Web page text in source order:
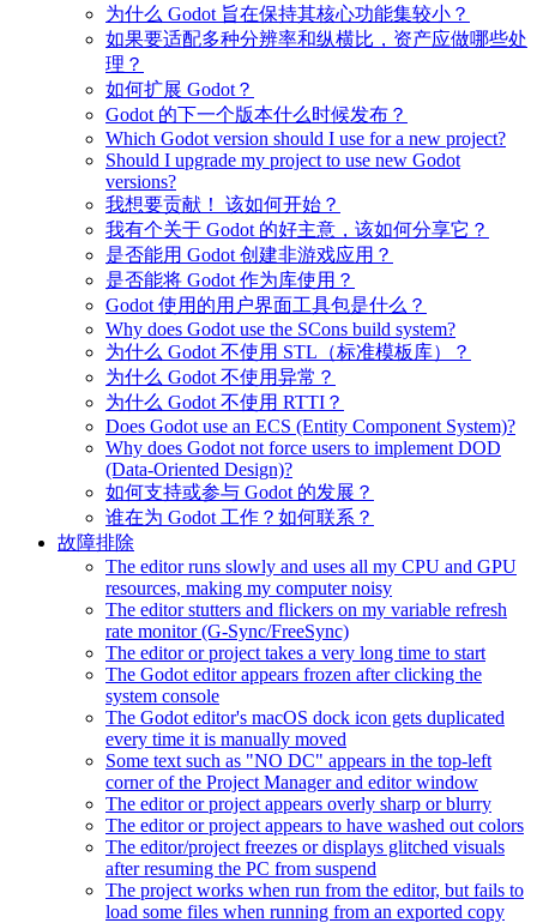
为什么 Godot 旨在保持其核心功能集较小？
如果要适配多种分辨率和纵横比，资产应做哪些处
理？
如何扩展 Godot？
Godot 的下一个版本什么时候发布？
Which Godot version should I use for a new project?
Should I upgrade my project to use new Godot
versions?
我想要贡献！ 该如何开始？
我有个关于 Godot 的好主意，该如何分享它？
是否能用 Godot 创建非游戏应用？
是否能将 Godot 作为库使用？
Godot 使用的用户界面工具包是什么？
Why does Godot use the SCons build system?
为什么 Godot 不使用 STL（标准模板库）？
为什么 Godot 不使用异常？
为什么 Godot 不使用 RTTI？
Does Godot use an ECS (Entity Component System)?
Why does Godot not force users to implement DOD
(Data-Oriented Design)?
如何支持或参与 Godot 的发展？
谁在为 Godot 工作？如何联系？
故障排除
The editor runs slowly and uses all my CPU and GPU
resources, making my computer noisy
The editor stutters and flickers on my variable refresh
rate monitor (G-Sync/FreeSync)
The editor or project takes a very long time to start
The Godot editor appears frozen after clicking the
system console
The Godot editor's macOS dock icon gets duplicated
every time it is manually moved
Some text such as "NO DC" appears in the top-left
corner of the Project Manager and editor window
The editor or project appears overly sharp or blurry
The editor or project appears to have washed out colors
The editor/project freezes or displays glitched visuals
after resuming the PC from suspend
The project works when run from the editor, but fails to
load some files when running from an exported copy